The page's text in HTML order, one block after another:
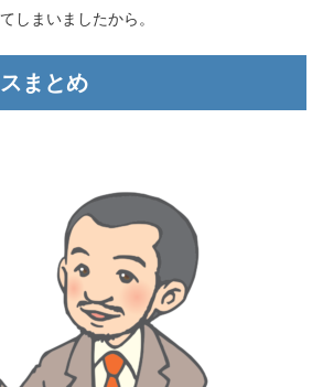
しまいましたから。
まとめ